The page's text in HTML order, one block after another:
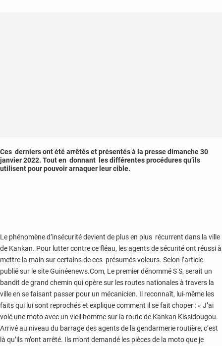
Ces derniers ont été arrêtés et présentés à la presse dimanche 30
janvier 2022. Tout en donnant les différentes procédures qu’ils
utilisent pour pouvoir arnaquer leur cible.
Le phénomène d’insécurité devient de plus en plus récurrent dans la ville
de Kankan. Pour lutter contre ce fléau, les agents de sécurité ont réussi à
mettre la main sur certains de ces présumés voleurs. Selon l’article
publié sur le site Guinéenews.Com, Le premier dénommé S S, serait un
bandit de grand chemin qui opère sur les routes nationales à travers la
ville en se faisant passer pour un mécanicien. Il reconnaît, lui-même les
faits qui lui sont reprochés et explique comment il se fait choper : « J’ai
volé une moto avec un vieil homme sur la route de Kankan Kissidougou.
Arrivé au niveau du barrage des agents de la gendarmerie routière, c’est
là qu’ils m’ont arrêté. Ils m’ont demandé les pièces de la moto que je